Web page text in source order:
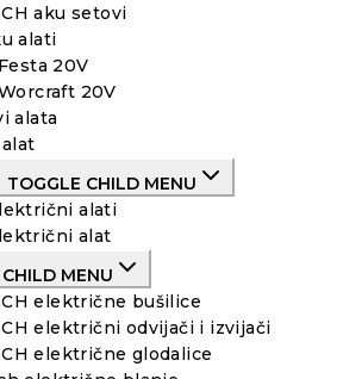
aku setovi
alati
20V
20V
alata
TOGGLE CHILD MENU
alati
alat
MENU
električne bušilice
električni odvijači i izvijači
električne glodalice